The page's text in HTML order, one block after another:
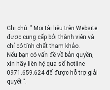
Ghi chú: " Mọi tài liệu trên Website
được cung cấp bởi thành viên và
chỉ có tính chất tham khảo.
Nếu bạn có vấn đề về bản quyền,
xin hãy liên hệ qua số hotline
0971.659.624 để được hỗ trợ giải
quyết ".